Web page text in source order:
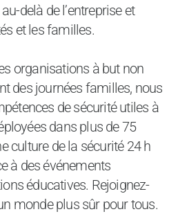
delà de l’entreprise et
et les familles.
organisations à but non
des journées familles, nous
de sécurité utiles à
dans plus de 75
culture de la sécurité 24 h
à des événements
éducatives. Rejoignez-
monde plus sûr pour tous.